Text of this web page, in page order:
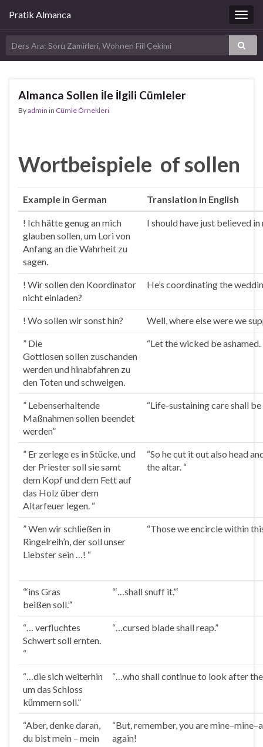
Pratik Almanca
Almanca Sollen İle İlgili Cümleler
Byadmin in Cümle Örnekleri
Wortbeispiele of sollen
Example in German Translation in English
! Ich hätte genug an mich
glaubensollen, um Lori von
Anfang an die Wahrheit zu
sagen.
I should have just believed
! Wirsollenden Koordinator
nicht einladen?
He’s coordinating the
! Wo sollenwir sonst hin? Well, where else were we
” Die
Gottlosensollen zuschanden
werden und hinabfahren zu
den Toten und schweigen.
“Let the wicked be
” Lebenserhaltende
Maßnahmensollen beendet
werden”
“Life-sustaining care shall
” Er zerlege es in Stücke, und
der Priestersollsie samt
dem Kopf und dem Fett auf
das Holz über dem
Altarfeuer legen. “
“So he cut it out also head
the altar. “
” Wen wir schließen in
Ringelreih’n, dersollunser
Liebster sein …! “
“Those we encircle within
“‘ins Gras
beißensoll.”‘
“‘…shallsnuff it.”‘
“… verfluchtes
Schwertsollernten.
“
“…cursed bladeshallreap.”
“…die sich weiterhin
um das Schloss
kümmernsoll.”
“…who shallcontinue to look after the
“Aber, denke daran,
du bist mein – mein
“But, remember, you are mine–mine–
again!